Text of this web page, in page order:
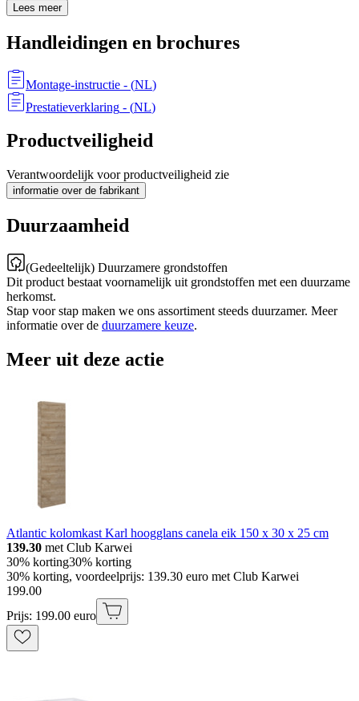
Lees meer
Handleidingen en brochures
Montage-instructie - (NL)
Prestatieverklaring - (NL)
Productveiligheid
Verantwoordelijk voor productveiligheid zie
informatie over de fabrikant
Duurzaamheid
(Gedeeltelijk) Duurzamere grondstoffen
Dit product bestaat voornamelijk uit grondstoffen met een duurzame
herkomst.
Stap voor stap maken we ons assortiment steeds duurzamer. Meer
informatie over de duurzamere keuze.
Meer uit deze actie
Atlantic kolomkast Karl hoogglans canela eik 150 x 30 x 25 cm
139.30 met Club Karwei
30% korting30% korting
30% korting, voordeelprijs: 139.30 euro met Club Karwei
199.00
Prijs: 199.00 euro